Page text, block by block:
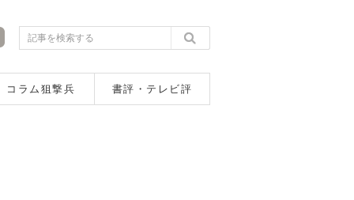
コラム狙撃兵 書評・テレビ評